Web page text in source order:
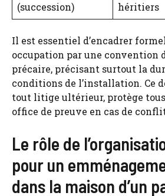
(succession)
héritiers
Il est essentiel d’encadrer
occupation par une convention
précaire, précisant surtout la
conditions de l’installation. Ce
tout litige ultérieur, protège
office de preuve en cas de
Le rôle de
pour un
dans la maison d’un